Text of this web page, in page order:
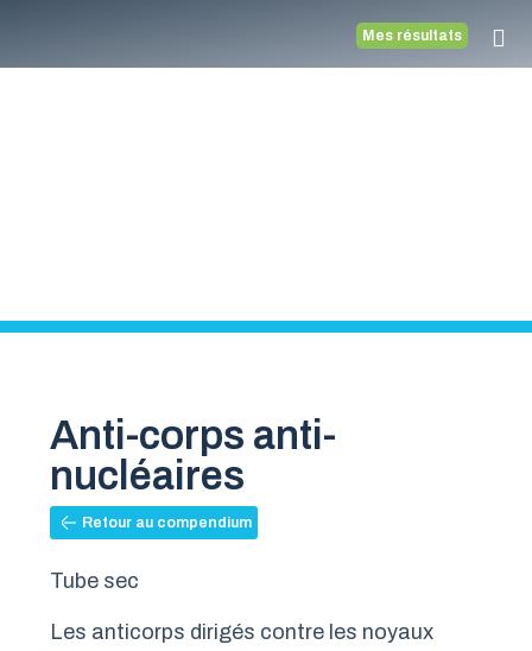
Mes résultats
Anti-corps anti-
nucléaires
Retour au compendium
Tube sec
Les anticorps dirigés contre les noyaux